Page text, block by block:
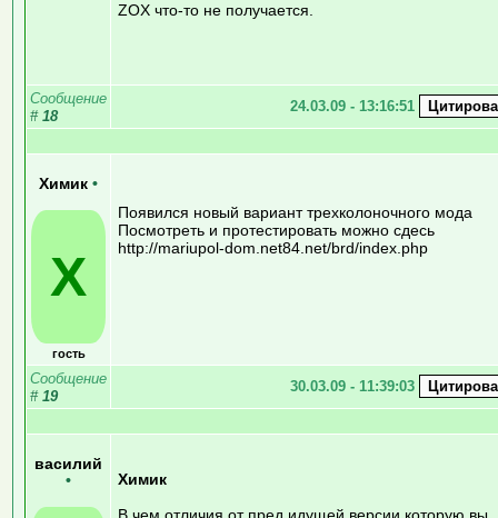
ZOX что-то не получается.
Сообщение
# 18
24.03.09 - 13:16:51
Химик •
Х
гость
Появился новый вариант трехколоночного мода
Посмотреть и протестировать можно сдесь
http://mariupol-dom.net84.net/brd/index.php
Сообщение
# 19
30.03.09 - 11:39:03
василий
•
Химик
В чем отличия от пред идущей версии которую вы